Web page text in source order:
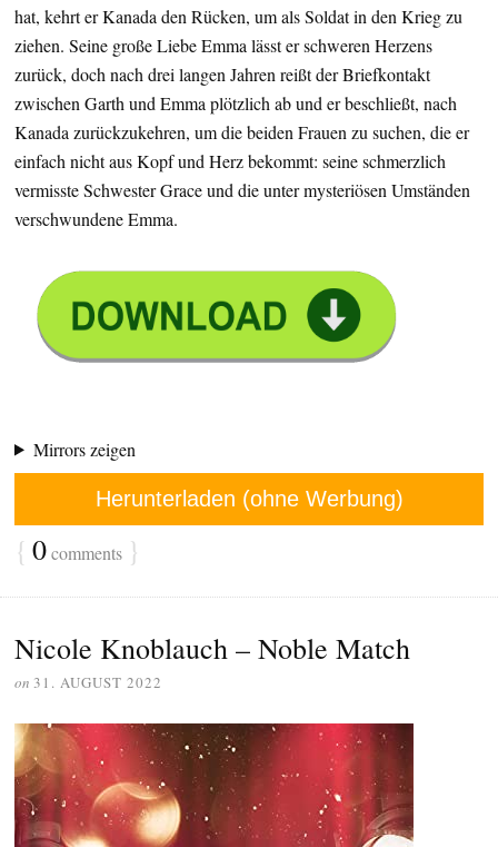
hat, kehrt er Kanada den Rücken, um als Soldat in den Krieg zu
ziehen. Seine große Liebe Emma lässt er schweren Herzens
zurück, doch nach drei langen Jahren reißt der Briefkontakt
zwischen Garth und Emma plötzlich ab und er beschließt, nach
Kanada zurückzukehren, um die beiden Frauen zu suchen, die er
einfach nicht aus Kopf und Herz bekommt: seine schmerzlich
vermisste Schwester Grace und die unter mysteriösen Umständen
verschwundene Emma.
Mirrors zeigen
Herunterladen (ohne Werbung)
{ 0comments }
Nicole Knoblauch – Noble Match
on 31. AUGUST 2022